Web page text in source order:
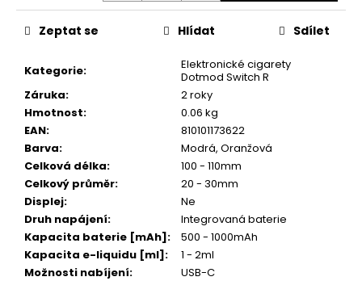
cena:
Kategorie:
Elektronické cigarety
Dotmod Switch R
Záruka:
2 roky
Hmotnost:
0.06 kg
EAN:
810101173622
Barva: Modrá, Oranžová
Celková délka:
100 - 110mm
Celkový průměr:
20 - 30mm
Displej:
Ne
Druh napájení:
Integrovaná baterie
Kapacita baterie [mAh]:
500 - 1000mAh
Kapacita e-liquidu [ml]:
1 - 2ml
Možnosti nabíjení:
USB-C
Zeptat se Hlídat Sdílet
LOST
META
MOON
20MG
ŽVÝKAČKA,
LIMONÁDA,
LESNÍ
OVOCE
97
Kč
Původně:
169
Kč